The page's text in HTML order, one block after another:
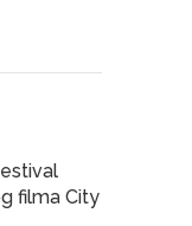
filma City